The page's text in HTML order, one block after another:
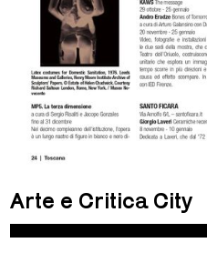
Arte e Critica City